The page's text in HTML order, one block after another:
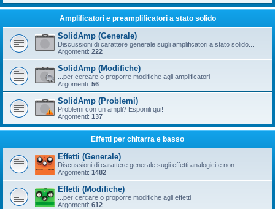
Amplificatori e preamplificatori a stato solido
SolidAmp (Generale)
Discussioni di carattere generale sugli amplificatori a stato solido...
Argomenti: 222
SolidAmp (Modifiche)
...per cercare o proporre modifiche agli amplificatori
Argomenti: 56
SolidAmp (Problemi)
Problemi con un ampli? Esponili qui!
Argomenti: 137
Effetti per chitarra e basso
Effetti (Generale)
Discussioni di carattere generale sugli effetti analogici e non..
Argomenti: 1482
Effetti (Modifiche)
...per cercare o proporre modifiche agli effetti
Argomenti: 612